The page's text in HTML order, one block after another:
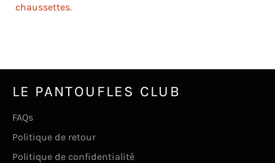
chaussettes.
LE PANTOUFLES CLUB
FAQs
Politique de retour
Politique de confidentialité